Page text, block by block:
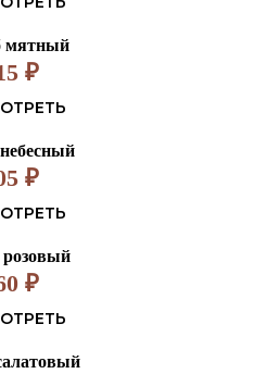
мятный
₽
₽
розовый
₽